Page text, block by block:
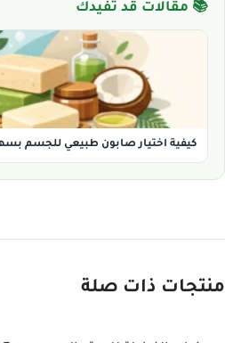
📚 مقالات قد تفيدك
كيفية اختيار صابون طبيعي للجسم
منتجات ذات صلة